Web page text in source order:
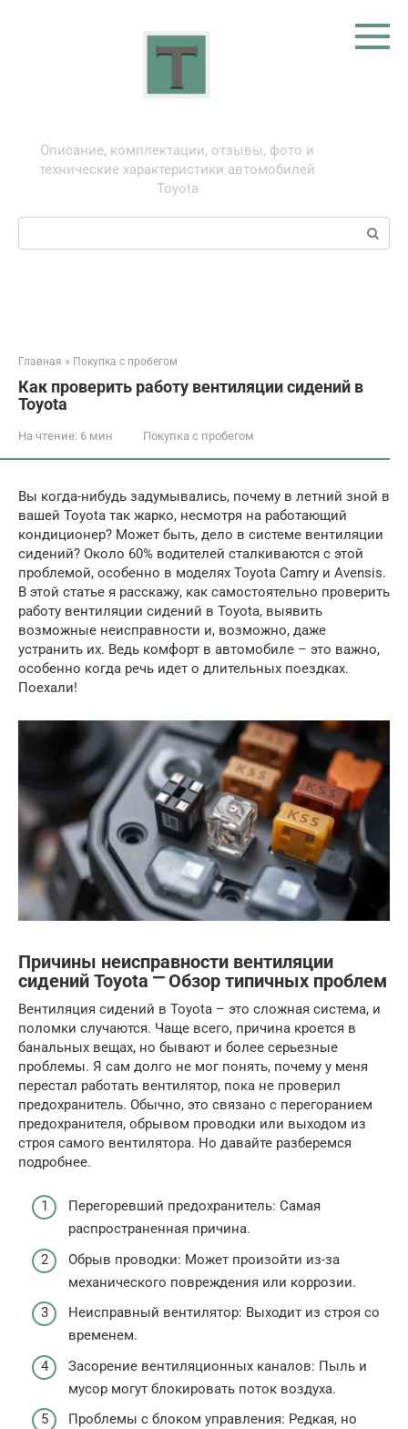
Описание, комплектации, отзывы, фото и
технические характеристики автомобилей
Toyota
Поиск:
Главная » Покупка с пробегом
Как проверить работу вентиляции сидений в
Toyota
На чтение: 6 мин Покупка с пробегом
Вы когда-нибудь задумывались, почему в летний зной в
вашей Toyota так жарко, несмотря на работающий
кондиционер? Может быть, дело в системе вентиляции
сидений? Около 60% водителей сталкиваются с этой
проблемой, особенно в моделях Toyota Camry и Avensis.
В этой статье я расскажу, как самостоятельно проверить
работу вентиляции сидений в Toyota, выявить
возможные неисправности и, возможно, даже
устранить их. Ведь комфорт в автомобиле – это важно,
особенно когда речь идет о длительных поездках.
Поехали!
Причины неисправности вентиляции
сидений Toyota ⎻ Обзор типичных проблем
Вентиляция сидений в Toyota – это сложная система, и
поломки случаются. Чаще всего, причина кроется в
банальных вещах, но бывают и более серьезные
проблемы. Я сам долго не мог понять, почему у меня
перестал работать вентилятор, пока не проверил
предохранитель. Обычно, это связано с перегоранием
предохранителя, обрывом проводки или выходом из
строя самого вентилятора. Но давайте разберемся
подробнее.
Перегоревший предохранитель: Самая
распространенная причина.
Обрыв проводки: Может произойти из-за
механического повреждения или коррозии.
Неисправный вентилятор: Выходит из строя со
временем.
Засорение вентиляционных каналов: Пыль и
мусор могут блокировать поток воздуха.
Проблемы с блоком управления: Редкая, но